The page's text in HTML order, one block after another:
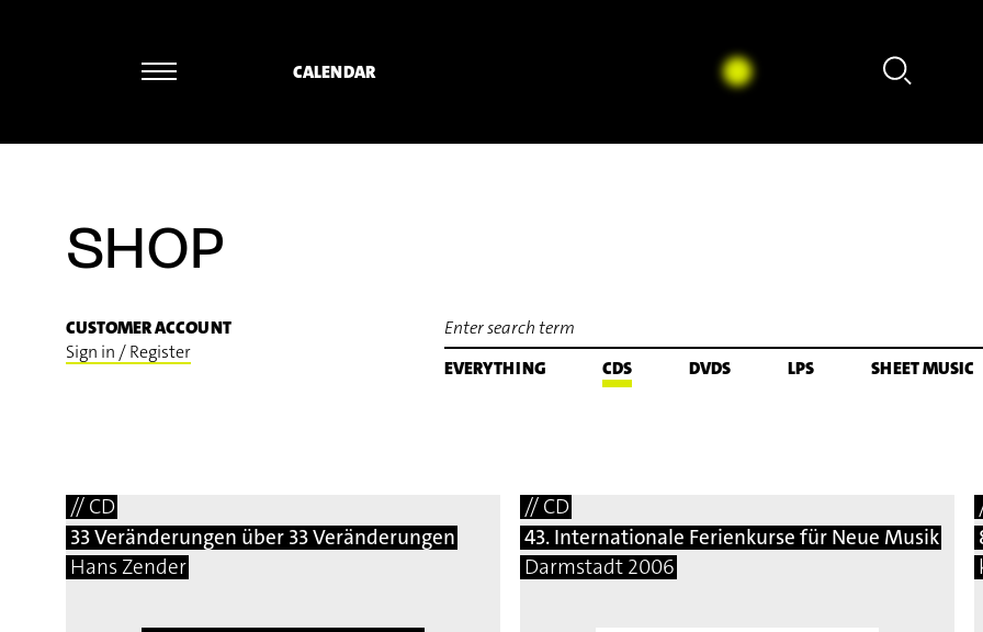
CALENDAR
SHOP
CUSTOMER ACCOUNT
Sign in / Register
EVERYTHING CDS DVDS LPS SHEET MUSIC
// CD
33 Veränderungen über 33 Veränderungen
Hans Zender
// CD
43. Internationale Ferienkurse für Neue Musik
Darmstadt 2006